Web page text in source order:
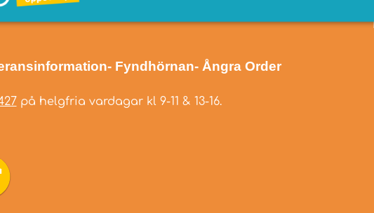
- Fyndhörnan- Ångra Order
på helgfria vardagar kl 9-11 & 13-16.